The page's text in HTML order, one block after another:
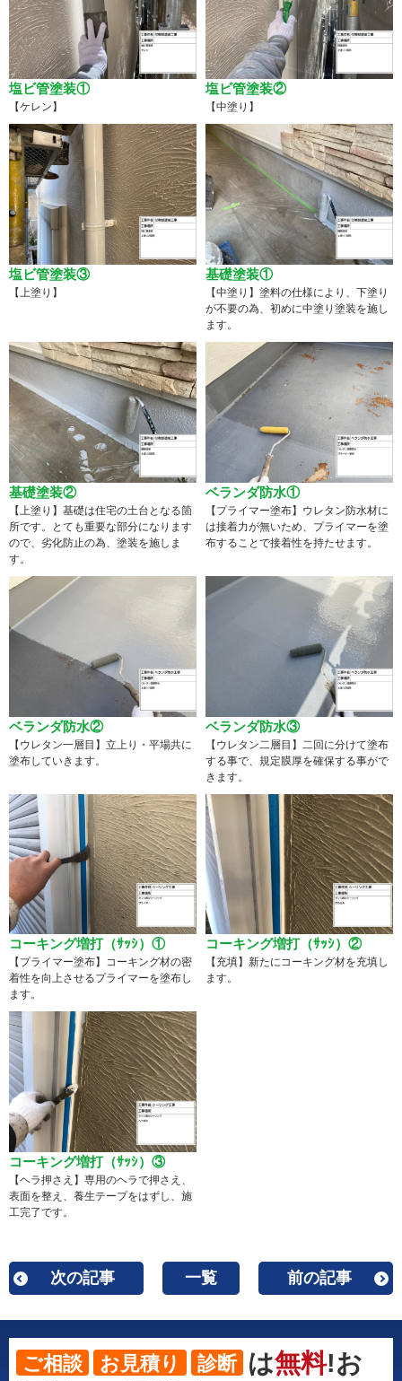
塩ビ管塗装①
【ケレン】
塩ビ管塗装②
【中塗り】
塩ビ管塗装③
【上塗り】
基礎塗装①
【中塗り】塗料の仕様により、下塗り
が不要の為、初めに中塗り塗装を施し
ます。
基礎塗装②
【上塗り】基礎は住宅の土台となる箇
所です。とても重要な部分になります
ので、劣化防止の為、塗装を施しま
す。
ベランダ防水①
【プライマー塗布】ウレタン防水材に
は接着力が無いため、プライマーを塗
布することで接着性を持たせます。
ベランダ防水②
【ウレタン一層目】立上り・平場共に
塗布していきます。
ベランダ防水③
【ウレタン二層目】二回に分けて塗布
する事で、規定膜厚を確保する事がで
きます。
コーキング増打（ｻｯｼ）①
【プライマー塗布】コーキング材の密
着性を向上させるプライマーを塗布し
ます。
コーキング増打（ｻｯｼ）②
【充填】新たにコーキング材を充填し
ます。
コーキング増打（ｻｯｼ）③
【ヘラ押さえ】専用のヘラで押さえ、
表面を整え、養生テープをはずし、施
工完了です。
次の記事 一覧 前の記事
ご相談 お見積り 診断 は無料!お